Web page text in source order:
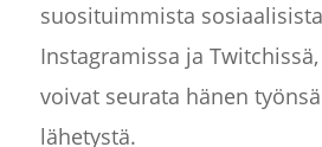
suosituimmista
Instagramissa ja
voivat seurata hänen
lähetystä.